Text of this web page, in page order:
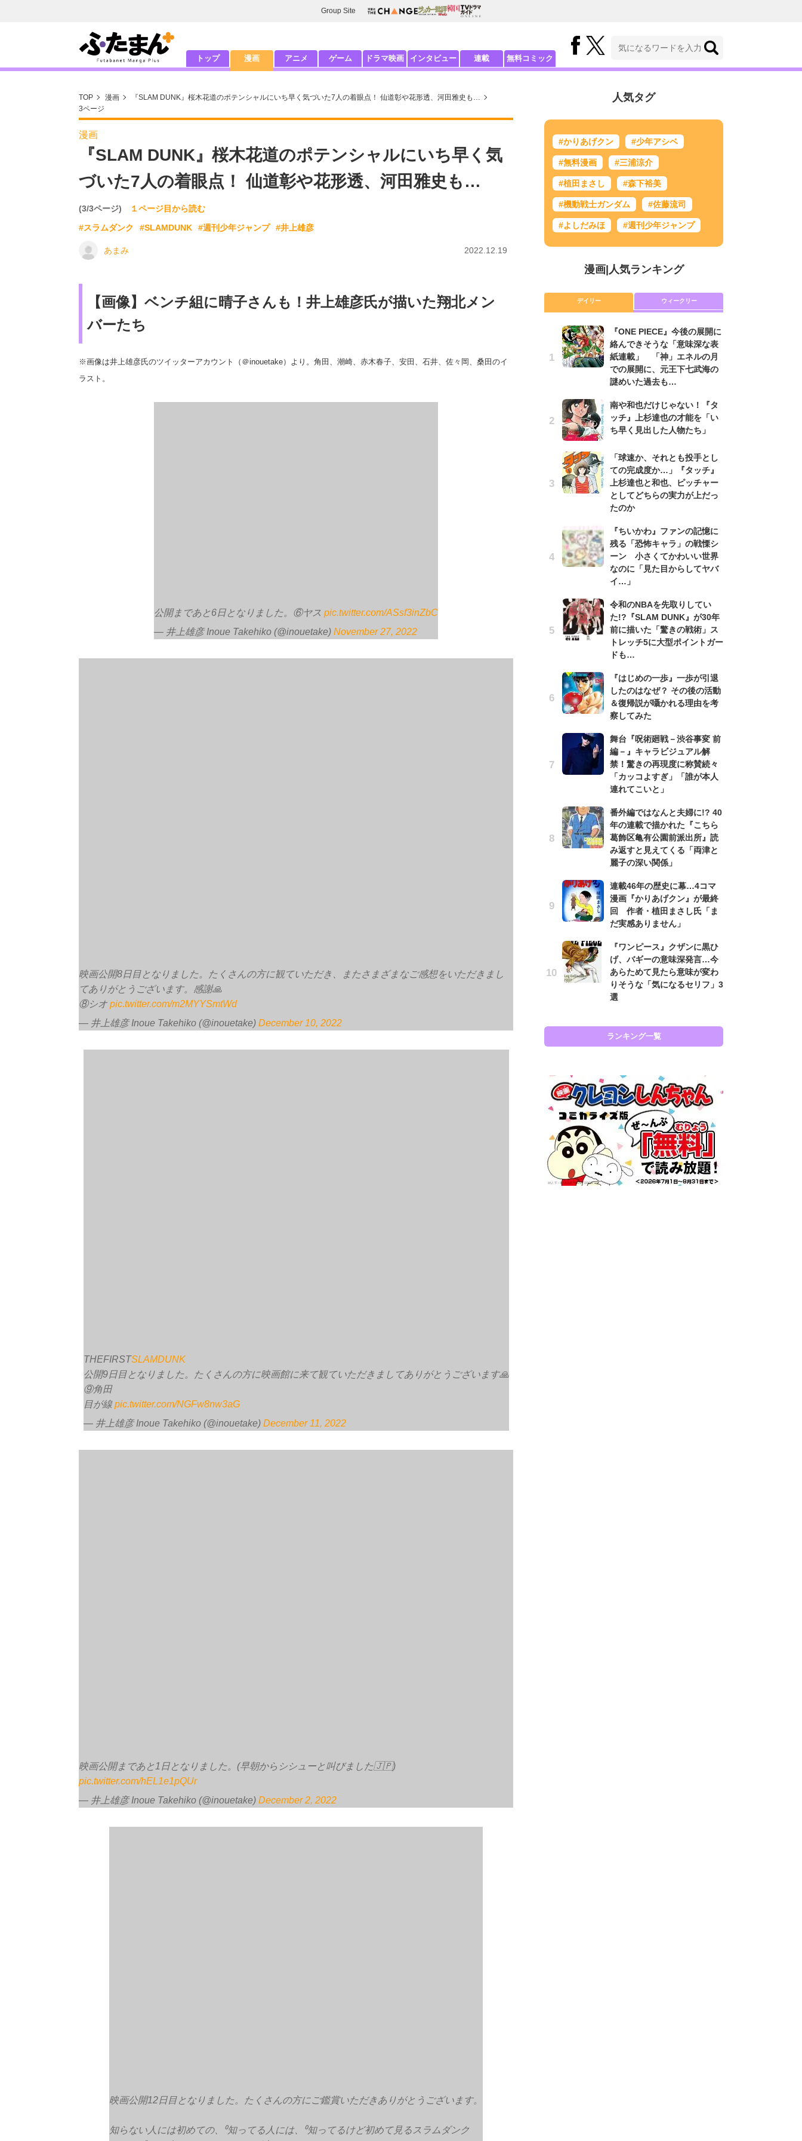
Group Site
トップ 漫画 アニメ ゲーム ドラマ映画 インタビュー 連載 無料コミック
TOP 漫画
『SLAM DUNK』桜木花道のポテンシャルにいち早く気づいた7人の着眼点！ 仙道彰や花形透、河田雅史も…
3ページ
漫画
『SLAM DUNK』桜木花道のポテンシャルにいち早く気
づいた7人の着眼点！ 仙道彰や花形透、河田雅史も…
(3/3ページ)
１ページ目から読む
#スラムダンク
#SLAMDUNK #週刊少年ジャンプ #井上雄彦
あまみ 2022.12.19
【画像】ベンチ組に晴子さんも！井上雄彦氏が描いた翔北メン
バーたち
※画像は井上雄彦氏のツイッターアカウント（＠inouetake）より。角田、潮崎、赤木春子、安田、石井、佐々岡、桑田のイ
ラスト。
公開まであと6日となりました。⑥ヤス pic.twitter.com/ASsf3inZbC
— 井上雄彦 Inoue Takehiko (@inouetake) November 27, 2022
映画公開8日目となりました。たくさんの方に観ていただき、またさまざまなご感想をいただきまし
てありがとうございます。感謝🙏
⑧シオ pic.twitter.com/m2MYYSmtWd
— 井上雄彦 Inoue Takehiko (@inouetake) December 10, 2022
THEFIRSTSLAMDUNK
公開9日目となりました。たくさんの方に映画館に来て観ていただきましてありがとうございます🙏
⑨角田
目が線pic.twitter.com/NGFw8nw3aG
— 井上雄彦 Inoue Takehiko (@inouetake) December 11, 2022
映画公開まであと1日となりました。(早朝からシシューと叫びました🇯🇵)
pic.twitter.com/hEL1e1pQUr
— 井上雄彦 Inoue Takehiko (@inouetake) December 2, 2022
映画公開12日目となりました。たくさんの方にご鑑賞いただきありがとうございます。
知らない人には初めての、⁰知ってる人には、⁰知ってるけど初めて見るスラムダンク
人気タグ
#かりあげクン #少年アシベ
#無料漫画 #三浦涼介
#植田まさし #森下裕美
#機動戦士ガンダム #佐藤流司
#よしだみほ #週刊少年ジャンプ
漫画| 人気ランキング
デイリー ウィークリー
『ONE PIECE』今後の展開に
絡んできそうな「意味深な表
紙連載」 「神」エネルの月
での展開に、元王下七武海の
謎めいた過去も…
南や和也だけじゃない！『タ
ッチ』上杉達也の才能を「い
ち早く見出した人物たち」
「球速か、それとも投手とし
ての完成度か…」『タッチ』
上杉達也と和也、ピッチャー
としてどちらの実力が上だっ
たのか
『ちいかわ』ファンの記憶に
残る「恐怖キャラ」の戦慄シ
ーン 小さくてかわいい世界
なのに「見た目からしてヤバ
イ…」
令和のNBAを先取りしてい
た!?『SLAM DUNK』が30年
前に描いた「驚きの戦術」ス
トレッチ5に大型ポイントガー
ドも…
『はじめの一歩』一歩が引退
したのはなぜ？ その後の活動
＆復帰説が囁かれる理由を考
察してみた
舞台『呪術廻戦－渋谷事変 前
編－』キャラビジュアル解
禁！驚きの再現度に称賛続々
「カッコよすぎ」「誰が本人
連れてこいと」
番外編ではなんと夫婦に!? 40
年の連載で描かれた『こちら
葛飾区亀有公園前派出所』読
み返すと見えてくる「両津と
麗子の深い関係」
連載46年の歴史に幕…4コマ
漫画『かりあげクン』が最終
回 作者・植田まさし氏「ま
だ実感ありません」
『ワンピース』クザンに黒ひ
げ、バギーの意味深発言…今
あらためて見たら意味が変わ
りそうな「気になるセリフ」3
選
ランキング一覧